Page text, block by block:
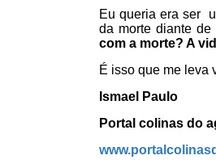
Eu queria era ser
da morte diante
com a morte? A
É isso que me leva
Ismael Paulo
Portal colinas do